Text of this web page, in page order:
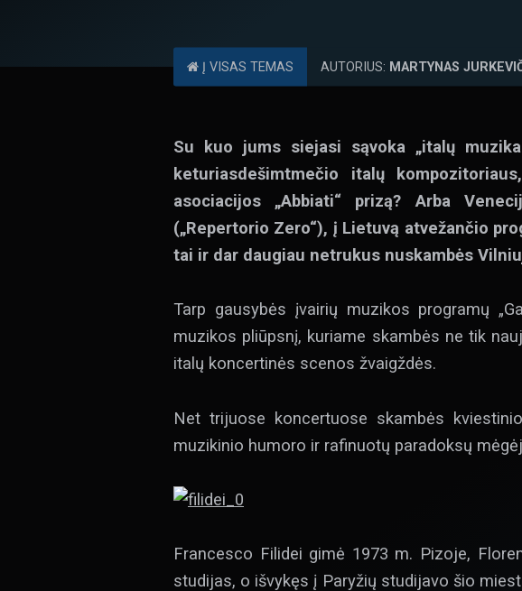
Į VISAS TEMAS AUTORIUS: MARTYNAS
Su kuo jums siejasi sąvoka „italų
keturiasdešimtmečio italų
asociacijos „Abbiati“ prizą? Arba
(„Repertorio Zero“), į Lietuvą atvežančio
tai ir dar daugiau netrukus nuskambės
Tarp gausybės įvairių muzikos programų
muzikos pliūpsnį, kuriame skambės ne tik
italų koncertinės scenos žvaigždės.
Net trijuose koncertuose skambės
muzikinio humoro ir rafinuotų paradoksų
Francesco Filidei gimė 1973 m. Pizoje,
studijas, o išvykęs į Paryžių studijavo šio